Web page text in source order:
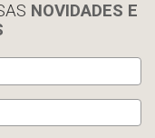
Fechar [×]
NOVIDADES E